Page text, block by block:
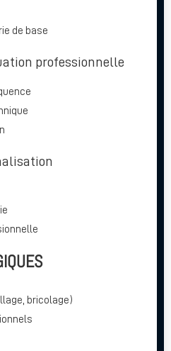
de base
professionnelle
bricolage)